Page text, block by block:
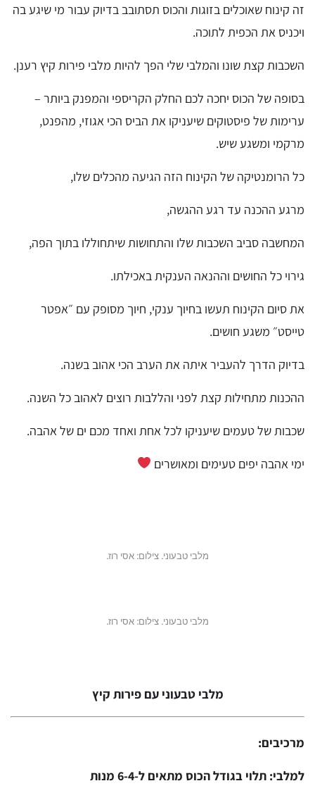
זה קינוח שאוכלים בזוגות והכוס תסתובב בדיוק עבור מי שיגע בה
ויכניס את הכפית לתוכה.
השכבות קצת שונו והמלבי שלי הפך להיות מלבי פירות קיץ רענן.
בסופה של הכוס יחכה לכם החלק הקריספי והמפנק ביותר –
ערימות של פיסטוקים שיעניקו את הביס הכי אגוזי, מהפנט,
מרקמי ומשגע שיש.
כל הרומנטיקה של הקינוח הזה הגיעה מהכלים שלו,
מרגע ההכנה עד רגע ההגשה,
המחשבה סביב השכבות שלו והתחושות שיתחוללו בתוך הפה,
גירוי כל החושים וההנאה הענקית באכילתו.
את סיום הקינוח תעשו בחיוך ענקי, חיוך מסופק עם ״אפטר
טייסט״ משגע חושים.
בדיוק הדרך להעביר איתה את הערב הכי אהוב בשנה.
ההכנות מתחילות קצת לפני והללבות רוצים לאהוב כל השנה.
שכבות של טעמים שיעניקו לכל אחת ואחד מכם ים של אהבה.
ימי אהבה יפים טעימים ומאושרים
מלבי טבעוני. צילום: אסי רוז.
מלבי טבעוני. צילום: אסי רוז.
מלבי טבעוני עם פירות קיץ
מרכיבים:
למלבי: תלוי בגודל הכוס מתאים ל-6-4 מנות